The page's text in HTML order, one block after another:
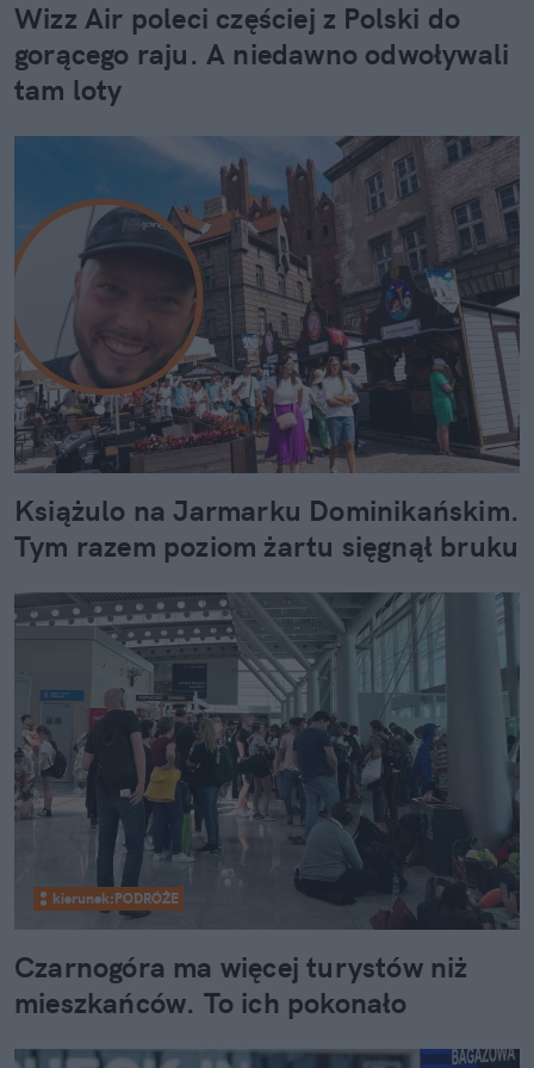
Wizz Air poleci częściej z Polski do
gorącego raju. A niedawno odwoływali
tam loty
Książulo na Jarmarku Dominikańskim.
Tym razem poziom żartu sięgnął bruku
kierunek:PODRÓŻE
Czarnogóra ma więcej turystów niż
mieszkańców. To ich pokonało